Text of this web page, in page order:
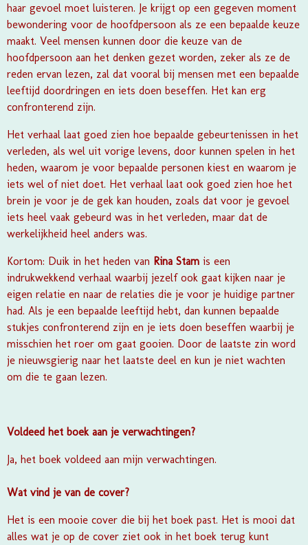
haar gevoel moet luisteren. Je krijgt op een gegeven moment
bewondering voor de hoofdpersoon als ze een bepaalde keuze
maakt. Veel mensen kunnen door die keuze van de
hoofdpersoon aan het denken gezet worden, zeker als ze de
reden ervan lezen, zal dat vooral bij mensen met een bepaalde
leeftijd doordringen en iets doen beseffen. Het kan erg
confronterend zijn.
Het verhaal laat goed zien hoe bepaalde gebeurtenissen in het
verleden, als wel uit vorige levens, door kunnen spelen in het
heden, waarom je voor bepaalde personen kiest en waarom je
iets wel of niet doet. Het verhaal laat ook goed zien hoe het
brein je voor je de gek kan houden, zoals dat voor je gevoel
iets heel vaak gebeurd was in het verleden, maar dat de
werkelijkheid heel anders was.
Kortom: Duik in het heden van Rina Stam is een
indrukwekkend verhaal waarbij jezelf ook gaat kijken naar je
eigen relatie en naar de relaties die je voor je huidige partner
had. Als je een bepaalde leeftijd hebt, dan kunnen bepaalde
stukjes confronterend zijn en je iets doen beseffen waarbij je
misschien het roer om gaat gooien. Door de laatste zin word
je nieuwsgierig naar het laatste deel en kun je niet wachten
om die te gaan lezen.
Voldeed het boek aan je verwachtingen?
Ja, het boek voldeed aan mijn verwachtingen.
Wat vind je van de cover?
Het is een mooie cover die bij het boek past. Het is mooi dat
alles wat je op de cover ziet ook in het boek terug kunt